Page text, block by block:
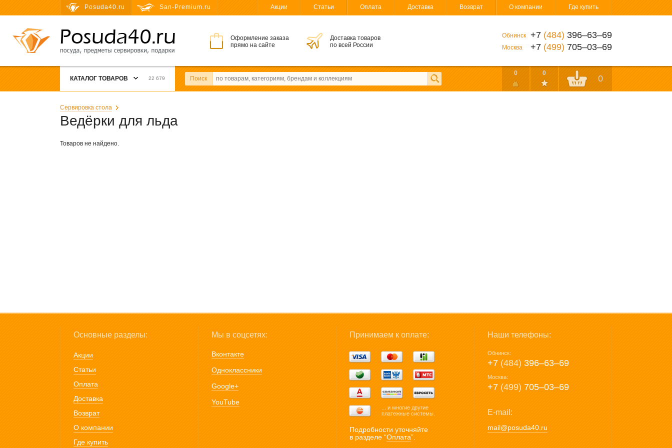
Posuda40.ru San-Premium.ru Акции Статьи Оплата Доставка Возврат О компании Где купить
Оформление заказа
прямо на сайте
Доставка товаров
по всей России
Обнинск +7 (484) 396‒63‒69
Москва +7 (499) 705‒03‒69
КАТАЛОГ ТОВАРОВ 22 679 Поиск
0 0
0
Сервировка стола
Ведёрки для льда
Товаров не найдено.
Основные разделы:
Акции
Статьи
Оплата
Доставка
Возврат
О компании
Где купить
Мы в соцсетях:
Вконтакте
Одноклассники
Google+
YouTube
Принимаем к оплате:
... и многие другие
платежные системы.
Подробности уточняйте
в разделе “Оплата”.
Наши телефоны:
Обнинск:
+7 (484) 396‒63‒69
Москва:
+7 (499) 705‒03‒69
E-mail:
mail@posuda40.ru